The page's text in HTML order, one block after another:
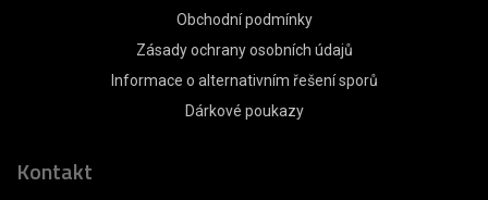
Obchodní podmínky
Zásady ochrany osobních údajů
Informace o alternativním řešení sporů
Dárkové poukazy
Kontakt